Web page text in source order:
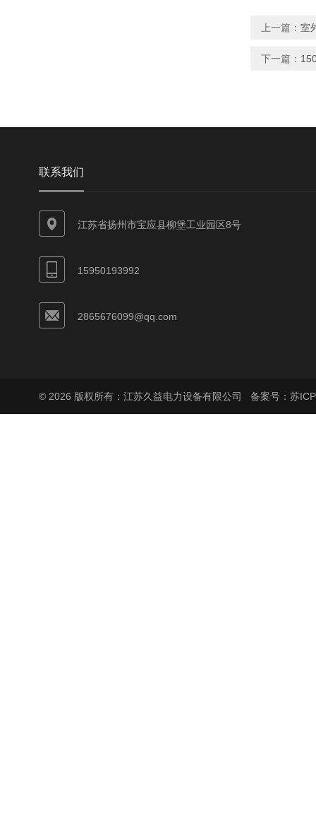
上一篇： 室
下一篇：
联系我们
江苏省扬州市宝应县柳堡工业园区8号
15950193992
2865676099@qq.com
© 2026 版权所有：江苏久益电力设备有限公司 备案号：苏